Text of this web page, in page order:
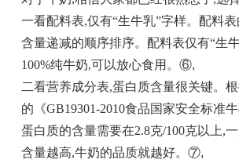
一看配料表,仅有“生牛乳”字样。配料
含量递减的顺序排序。配料表仅有“生
100%纯牛奶,可以放心食用。⑥,
二看营养成分表,蛋白质含量很关键。
的《GB19301-2010食品国家安全标准
蛋白质的含量需要在2.8克/100克以上,
含量越高,牛奶的品质就越好。⑦,